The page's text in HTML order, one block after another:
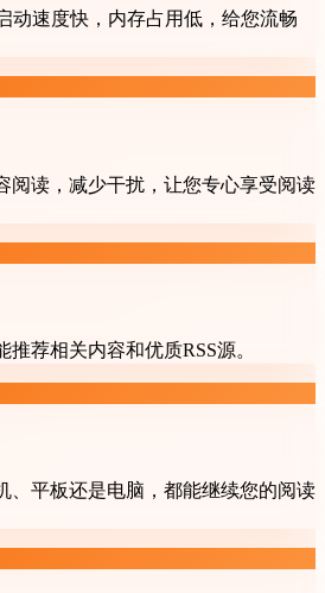
动速度快，内存占用低，给您流畅
阅读，减少干扰，让您专心享受阅读
荐相关内容和优质RSS源。
、平板还是电脑，都能继续您的阅读